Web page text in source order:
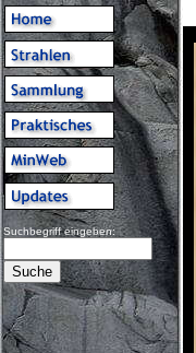
Suchbegriff eingeben: